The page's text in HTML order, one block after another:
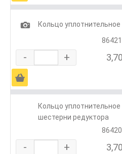
1
Кольцо
- +
Ä
Кольцо
шестерни редуктора
- +